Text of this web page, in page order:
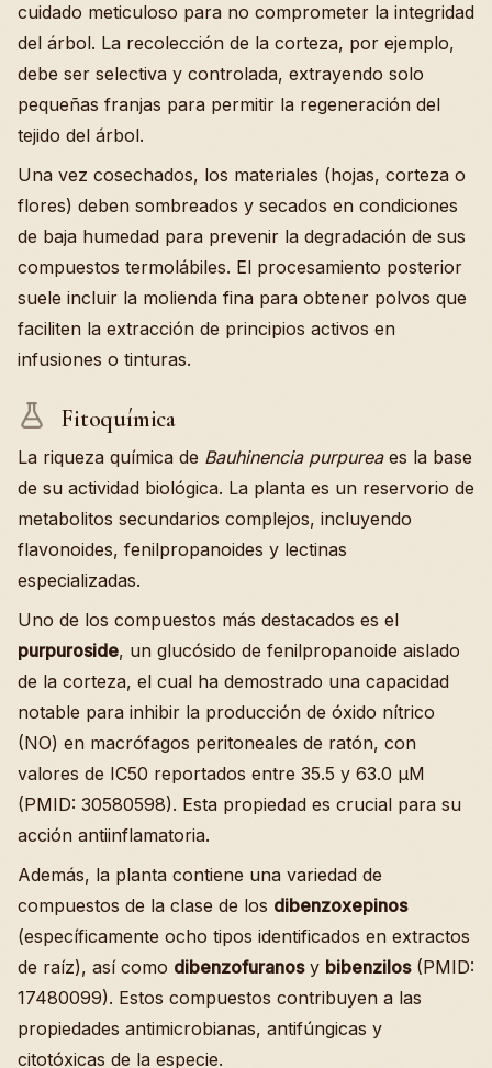
cuidado meticuloso para no comprometer la integridad
del árbol. La recolección de la corteza, por ejemplo,
debe ser selectiva y controlada, extrayendo solo
pequeñas franjas para permitir la regeneración del
tejido del árbol.
Una vez cosechados, los materiales (hojas, corteza o
flores) deben sombreados y secados en condiciones
de baja humedad para prevenir la degradación de sus
compuestos termolábiles. El procesamiento posterior
suele incluir la molienda fina para obtener polvos que
faciliten la extracción de principios activos en
infusiones o tinturas.
Fitoquímica
La riqueza química de Bauhinencia purpureaes la base
de su actividad biológica. La planta es un reservorio de
metabolitos secundarios complejos, incluyendo
flavonoides, fenilpropanoides y lectinas
especializadas.
Uno de los compuestos más destacados es el
purpuroside, un glucósido de fenilpropanoide aislado
de la corteza, el cual ha demostrado una capacidad
notable para inhibir la producción de óxido nítrico
(NO) en macrófagos peritoneales de ratón, con
valores de IC50 reportados entre 35.5 y 63.0 µM
(PMID: 30580598). Esta propiedad es crucial para su
acción antiinflamatoria.
Además, la planta contiene una variedad de
compuestos de la clase de los dibenzoxepinos
(específicamente ocho tipos identificados en extractos
de raíz), así como dibenzofuranosy bibenzilos(PMID:
17480099). Estos compuestos contribuyen a las
propiedades antimicrobianas, antifúngicas y
citotóxicas de la especie.